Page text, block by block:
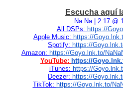
Escucha aquí
Na Na | 2.17 @
All DSPs: https://
Apple Music: https://
Spotify: https://
Amazon: https://Goyo.lnk.to/
YouTube: https://
iTunes: https://
Deezer: https://
TikTok: https://Goyo.lnk.to/